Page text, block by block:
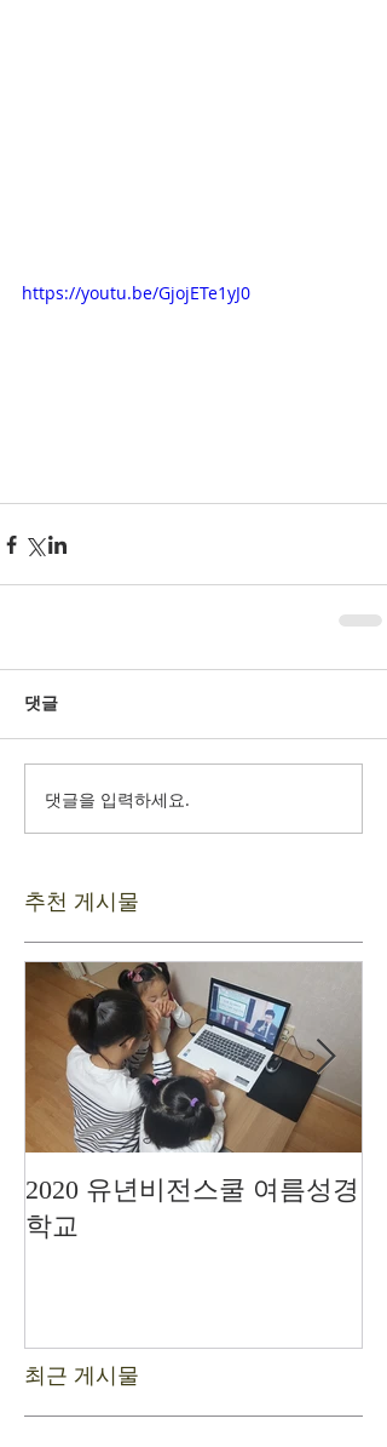
https://youtu.be/GjojETe1yJ0
댓글
댓글을 입력하세요.
추천 게시물
2020 유년비전스쿨 여름성경
학교
최근 게시물